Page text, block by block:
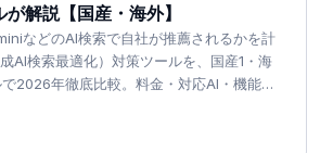
解説【国産・海外】
などのAI検索で自社が推薦されるかを計
AI検索最適化）対策ツールを、国産1・海
2026年徹底比較。料金・対応AI・機能・